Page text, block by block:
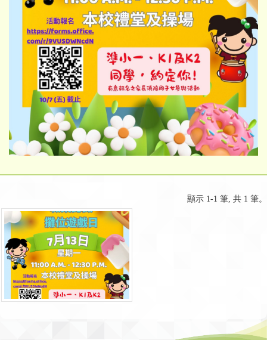
顯示 1-1 筆, 共 1 筆。